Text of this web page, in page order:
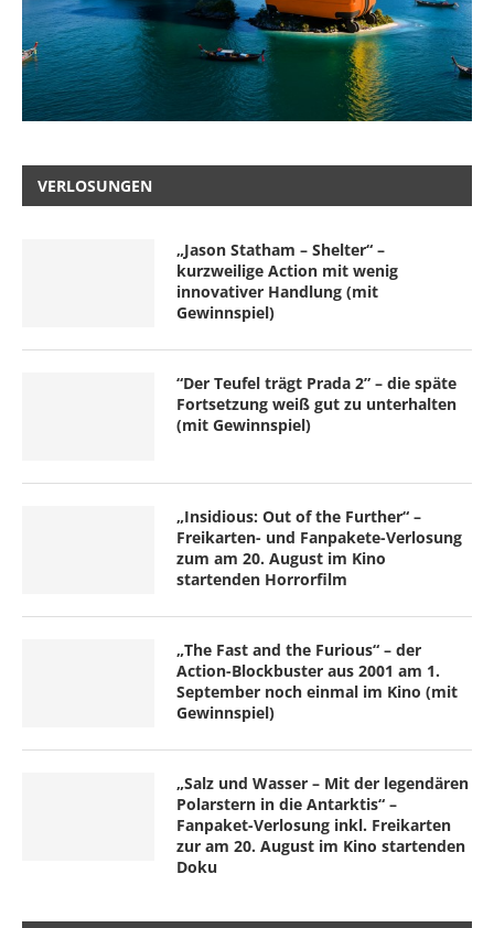
VERLOSUNGEN
„Jason Statham – Shelter“ –
kurzweilige Action mit wenig
innovativer Handlung (mit
Gewinnspiel)
“Der Teufel trägt Prada 2” – die späte
Fortsetzung weiß gut zu unterhalten
(mit Gewinnspiel)
„Insidious: Out of the Further“ –
Freikarten- und Fanpakete-Verlosung
zum am 20. August im Kino
startenden Horrorfilm
„The Fast and the Furious“ – der
Action-Blockbuster aus 2001 am 1.
September noch einmal im Kino (mit
Gewinnspiel)
„Salz und Wasser – Mit der legendären
Polarstern in die Antarktis“ –
Fanpaket-Verlosung inkl. Freikarten
zur am 20. August im Kino startenden
Doku